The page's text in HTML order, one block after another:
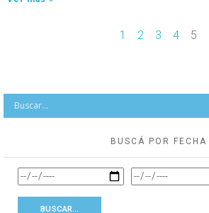
1 2 3 4 5
BUSCÁ POR FECHA